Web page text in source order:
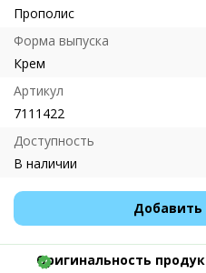
Прополис
Форма выпуска
Крем
Артикул
7111422
Доступность
В наличии
Добавить
Оригинальность